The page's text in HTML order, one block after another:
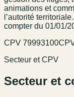
animations et
l’autorité
compter du 01/01/
CPV 79993100
Secteur et CPV
Secteur et